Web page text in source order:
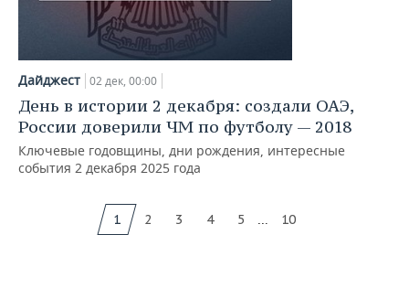
Дайджест 02 дек, 00:00
День в истории 2 декабря: создали ОАЭ,
России доверили ЧМ по футболу — 2018
Ключевые годовщины, дни рождения, интересные
события 2 декабря 2025 года
1 2 3 4 5 ... 10